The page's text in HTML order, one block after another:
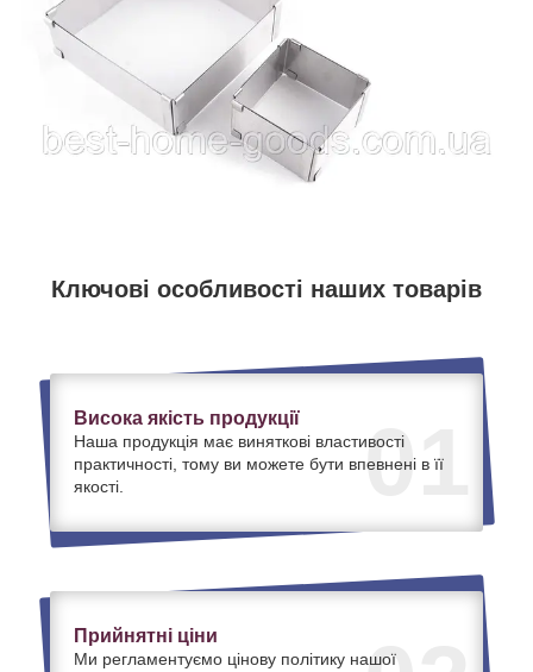
Ключові особливості наших товарів
01
Висока якість продукції
Наша продукція має виняткові властивості
практичності, тому ви можете бути впевнені в її
якості.
Прийнятні ціни
Ми регламентуємо цінову політику нашої